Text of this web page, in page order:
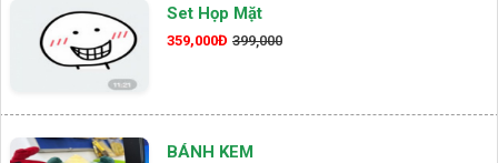
Set Họp Mặt
359,000Đ 399,000
BÁNH KEM